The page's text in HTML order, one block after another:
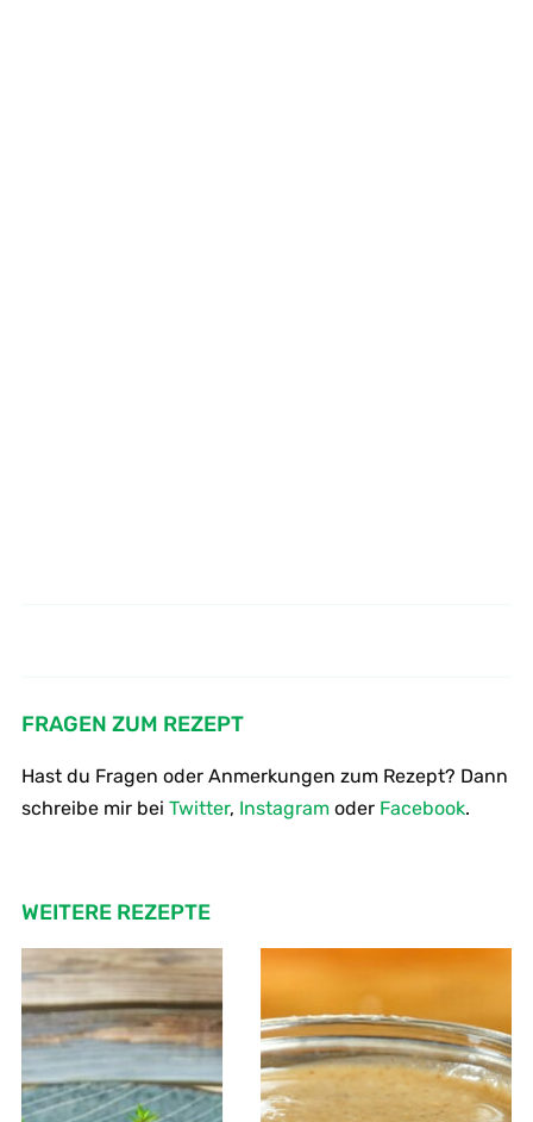
FRAGEN ZUM REZEPT
Hast du Fragen oder Anmerkungen zum Rezept? Dann
schreibe mir bei Twitter, Instagramoder Facebook.
WEITERE REZEPTE